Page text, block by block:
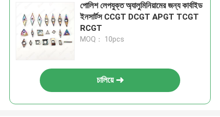
পোলিশ লেপযুক্ত অ্যালুমিনিয়ামের জন্য কার্বাইড
ইনসার্টস CCGT DCGT APGT TCGT
RCGT
MOQ： 10pcs
চালিয়ে